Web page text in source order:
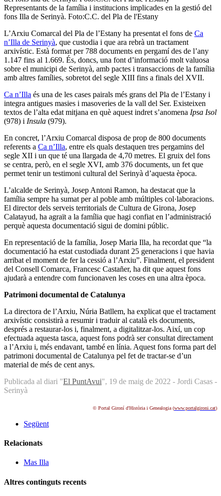
Representants de la família i institucions implicades en la gestió del
fons Illa de Serinyà. Foto:C.C. del Pla de l'Estany
L’Arxiu Comarcal del Pla de l’Estany ha presentat el fons de Ca
n’Illa de Serinyà, que custodia i que ara rebrà un tractament
arxivístic. Està format per 788 documents en pergamí des de l’any
1.147 fins al 1.669. És, doncs, una font d’informació molt valuosa
sobre el municipi de Serinyà, amb pactes i transaccions de la família
amb altres famílies, sobretot del segle XIII fins a finals del XVII.
Ca n’Illa és una de les cases pairals més grans del Pla de l’Estany i
integra antigues masies i masoveries de la vall del Ser. Existeixen
textos de l’alta edat mitjana en què aquest indret s’anomena Ipsa Isol
(978) i Insula (979).
En concret, l’Arxiu Comarcal disposa de prop de 800 documents
referents a Ca n’Illa, entre els quals destaquen tres pergamins del
segle XII i un que té una llargada de 4,70 metres. El gruix del fons
se centra, però, en el segle XVI, amb 376 documents, un fet que
permet tenir un testimoni cultural del Serinyà d’aquesta època.
L’alcalde de Serinyà, Josep Antoni Ramon, ha destacat que la
família sempre ha sumat per al poble amb múltiples col·laboracions.
El director dels serveis territorials de Cultura de Girona, Josep
Calatayud, ha agraït a la família que hagi confiat en l’administració
perquè aquesta documentació sigui de domini públic.
En representació de la família, Josep Maria Illa, ha recordat que “la
documentació ha estat custodiada durant 25 generacions i que havia
arribat el moment de fer la cessió a l’Arxiu”. Finalment, el president
del Consell Comarca, Francesc Castañer, ha dit que aquest fons
ajudarà a entendre com funcionaven les coses en una altra època.
Patrimoni documental de Catalunya
La directora de l’Arxiu, Núria Batllem, ha explicat que el tractament
arxivístic consistirà a resumir i traduir al català els documents,
després a restaurar-los i, finalment, a digitalitzar-los. Així, un cop
efectuada aquesta tasca, aquest fons podrà ser consultat directament
a l’Arxiu i, més endavant, també en línia. Aquest fons forma part del
patrimoni documental de Catalunya pel fet de tractar-se d’un
material de més de cent anys.
Publicada al diari "El PuntAvui", 19 de maig de 2022 - Jordi Casas -
Serinyà
© Portal Gironí d'Història i Genealogia (www.portalgironi.cat)
Següent
Relacionats
Mas Illa
Altres continguts recents